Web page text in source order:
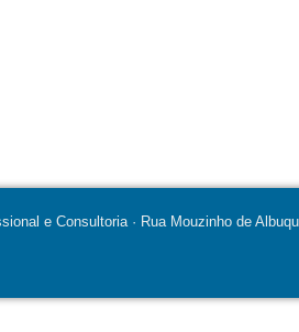
e Consultoria · Rua Mouzinho de